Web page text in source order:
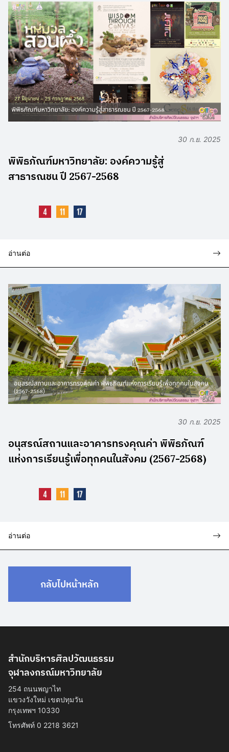
30 ก.ย. 2025
พิพิธภัณฑ์มหาวิทยาลัย: องค์ความรู้สู่
สาธารณชน ปี 2567-2568
อ่านต่อ
30 ก.ย. 2025
อนุสรณ์สถานและอาคารทรงคุณค่า พิพิธภัณฑ์
แห่งการเรียนรู้เพื่อทุกคนในสังคม (2567-2568)
อ่านต่อ
กลับไปหน้าหลัก
สำนักบริหารศิลปวัฒนธรรม
จุฬาลงกรณ์มหาวิทยาลัย
254 ถนนพญาไท
แขวงวังใหม่ เขตปทุมวัน
กรุงเทพฯ 10330
โทรศัพท์ 0 2218 3621